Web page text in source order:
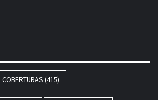
COBERTURAS (415)